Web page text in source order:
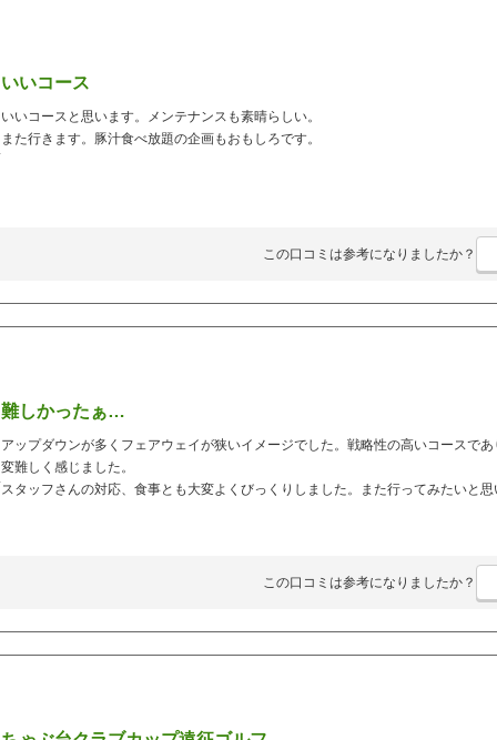
いいコース
いいコースと思います。メンテナンスも素晴らしい。
また行きます。豚汁食べ放題の企画もおもしろです。
この口コミは参考になりましたか？
難しかったぁ…
アップダウンが多くフェアウェイが狭いイメージでした。戦略性の高いコースで
変難しく感じました。
スタッフさんの対応、食事とも大変よくびっくりしました。また行ってみたいと思
この口コミは参考になりましたか？